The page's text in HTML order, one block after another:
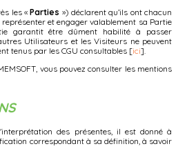
les «Parties ») déclarent qu’ils ont chacun
et engager valablement sa Partie
garantit être dûment habilité à passer
Utilisateurs et les Visiteurs ne peuvent
tenus par les CGU consultables [ici].
vous pouvez consulter les mentions
des présentes, il est donné à
correspondant à sa définition, à savoir